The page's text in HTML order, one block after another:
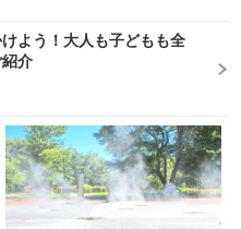
よう！大人も子どもも全
介